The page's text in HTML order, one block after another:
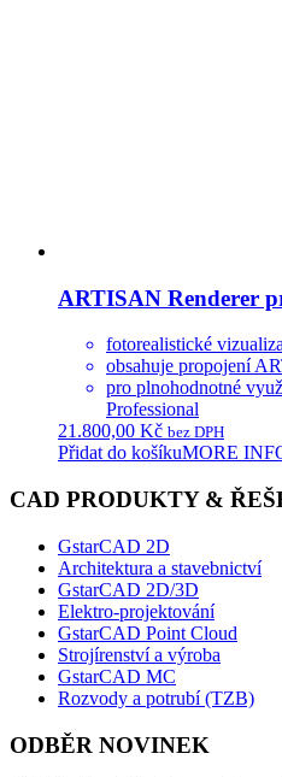
ARTISAN Renderer
fotorealistické
obsahuje propojení
pro plnohodnotné
Professional
21.800,00 Kč bez DPH
Přidat do košíkuMORE
CAD PRODUKTY &
GstarCAD 2D
Architektura a stavebnictví
GstarCAD 2D/3D
Elektro-projektování
GstarCAD Point Cloud
Strojírenství a výroba
GstarCAD MC
Rozvody a potrubí (TZB)
ODBĚR NOVINEK